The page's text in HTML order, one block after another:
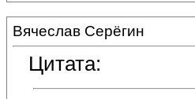
Вячеслав Серёгин
Цитата: